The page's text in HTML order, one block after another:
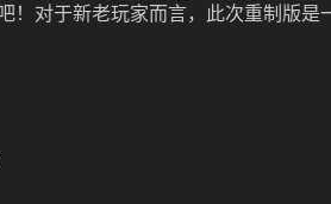
！对于新老玩家而言，此次重制版是